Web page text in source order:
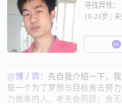
寻找异性：
18-24岁 |
@博丿弈： 先自我介绍一下，
是一个为了梦想与目标肯去努
力做事的人，老天会照顾；肯